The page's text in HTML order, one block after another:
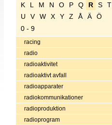
K
L M N O P Q R S
T
U
V W X Y Z Å Ä
Ö
0 - 9
racing
radio
radioaktivitet
radioaktivt avfall
radioapparater
radiokommunikationer
radioproduktion
radioprogram